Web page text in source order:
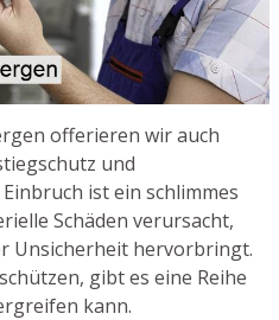
offerieren wir auch
und
ist ein schlimmes
Schäden verursacht,
Unsicherheit hervorbringt.
gibt es eine Reihe
kann.